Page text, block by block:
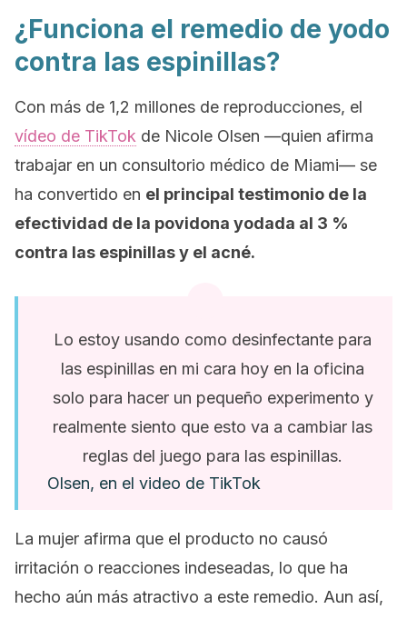
¿Funciona el remedio de yodo
contra las espinillas?
Con más de 1,2 millones de reproducciones, el
vídeo de TikTok de Nicole Olsen —quien afirma
trabajar en un consultorio médico de Miami— se
ha convertido en el principal testimonio de la
efectividad de la povidona yodada al 3 %
contra las espinillas y el acné.
Lo estoy usando como desinfectante para
las espinillas en mi cara hoy en la oficina
solo para hacer un pequeño experimento y
realmente siento que esto va a cambiar las
reglas del juego para las espinillas.
Olsen, en el video de TikTok
La mujer afirma que el producto no causó
irritación o reacciones indeseadas, lo que ha
hecho aún más atractivo a este remedio. Aun así,